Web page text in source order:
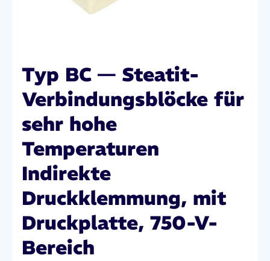
Typ BC — Steatit-
Verbindungsblöcke für
sehr hohe
Temperaturen
Indirekte
Druckklemmung, mit
Druckplatte, 750-V-
Bereich